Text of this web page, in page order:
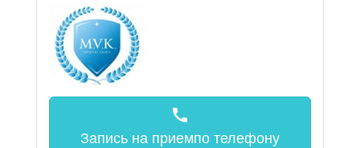
call
Запись на приемпо телефону